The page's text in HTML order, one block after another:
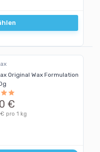
Original Wax Formulation
€
pro 1 kg